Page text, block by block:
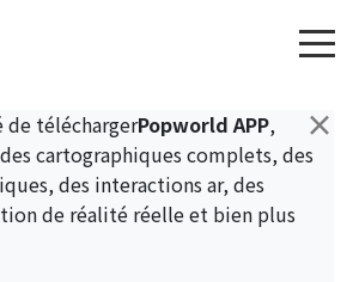
×
de téléchargerPopworld APP,
cartographiques complets, des
des interactions ar, des
de réalité réelle et bien plus